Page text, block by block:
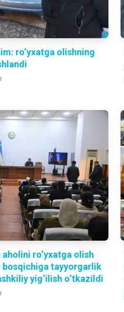
ro‘yxatga olishning
ro‘yxatga olish
tayyorgarlik
yig‘ilish o‘tkazildi